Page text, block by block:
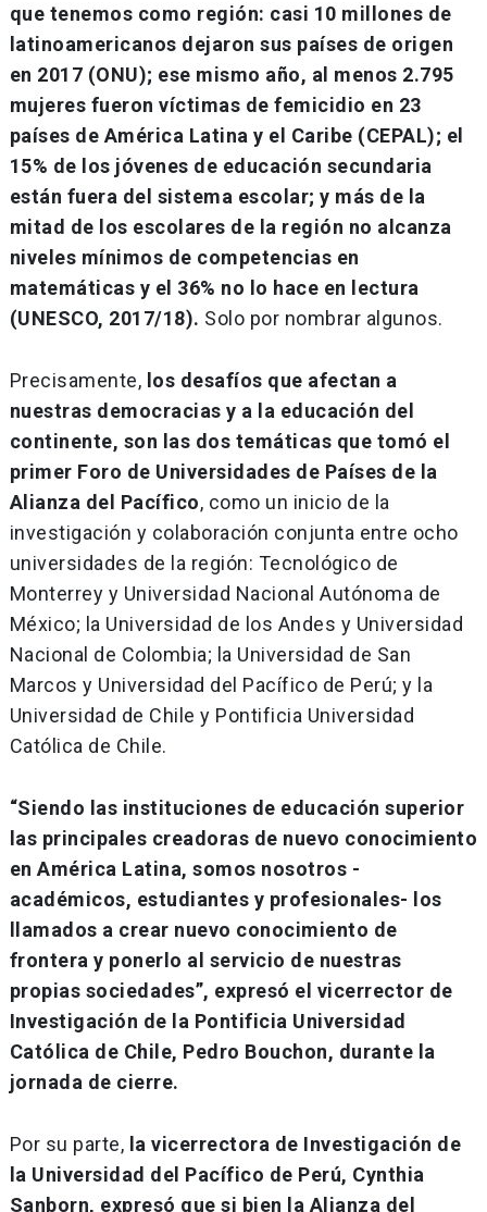
que tenemos como región: casi 10 millones de
latinoamericanos dejaron sus países de origen
en 2017 (ONU); ese mismo año, al menos 2.795
mujeres fueron víctimas de femicidio en 23
países de América Latina y el Caribe (CEPAL); el
15% de los jóvenes de educación secundaria
están fuera del sistema escolar; y más de la
mitad de los escolares de la región no alcanza
niveles mínimos de competencias en
matemáticas y el 36% no lo hace en lectura
(UNESCO, 2017/18). Solo por nombrar algunos.
Precisamente, los desafíos que afectan a
nuestras democracias y a la educación del
continente, son las dos temáticas que tomó el
primer Foro de Universidades de Países de la
Alianza del Pacífico, como un inicio de la
investigación y colaboración conjunta entre ocho
universidades de la región: Tecnológico de
Monterrey y Universidad Nacional Autónoma de
México; la Universidad de los Andes y Universidad
Nacional de Colombia; la Universidad de San
Marcos y Universidad del Pacífico de Perú; y la
Universidad de Chile y Pontificia Universidad
Católica de Chile.
“Siendo las instituciones de educación superior
las principales creadoras de nuevo conocimiento
en América Latina, somos nosotros -
académicos, estudiantes y profesionales- los
llamados a crear nuevo conocimiento de
frontera y ponerlo al servicio de nuestras
propias sociedades”, expresó el vicerrector de
Investigación de la Pontificia Universidad
Católica de Chile, Pedro Bouchon, durante la
jornada de cierre.
Por su parte, la vicerrectora de Investigación de
la Universidad del Pacífico de Perú, Cynthia
Sanborn, expresó que si bien la Alianza del